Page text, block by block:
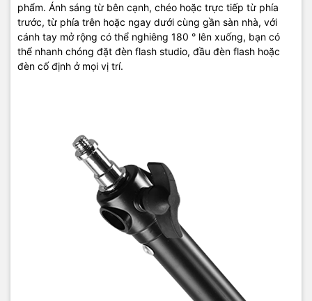
phẩm. Ánh sáng từ bên cạnh, chéo hoặc trực tiếp từ phía
trước, từ phía trên hoặc ngay dưới cùng gần sàn nhà, với
cánh tay mở rộng có thể nghiêng 180 ° lên xuống, bạn có
thể nhanh chóng đặt đèn flash studio, đầu đèn flash hoặc
đèn cố định ở mọi vị trí.